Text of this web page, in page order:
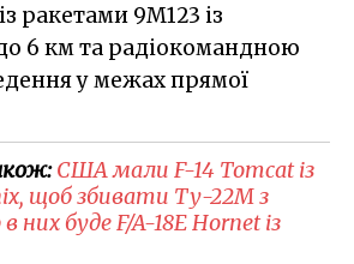
ракетами 9М123 із
6 км та радіокомандною
у межах прямої
США мали F-14 Tomcat із
щоб збивати Ту-22М з
них буде F/A-18E Hornet із